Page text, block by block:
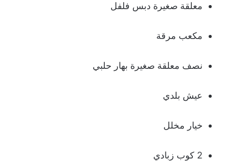
معلقة صغيرة دبس فلفل
مكعب مرقة
نصف معلقة صغيرة بهار حلبي
عيش بلدي
خيار مخلل
2 كوب زبادي